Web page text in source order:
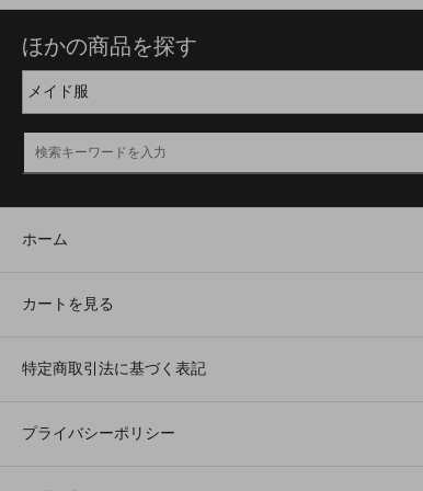
ほかの商品を探す
ホーム
カートを見る
特定商取引法に基づく表記
プライバシーポリシー